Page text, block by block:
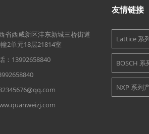
省西咸新区沣东新城三桥街道
2单元18层21814室
：13992658840
友情链接
Lattice 系
BOSCH 系
NXP 系列